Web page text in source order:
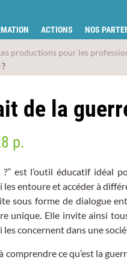
ACTIONS NOS
productions pour les
de la
p.
?’’ est l’outil éducatif idéal
entoure et accéder à
sous forme de dialogue
unique. Elle invite ainsi
les concernent dans une
ce qu’est la